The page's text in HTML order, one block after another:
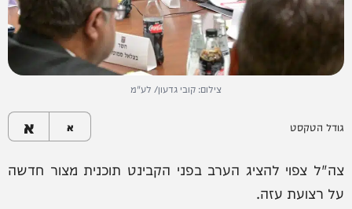
צילום: קובי גדעון/ לע"מ
גודל הטקסט א א
צה"ל צפוי להציג הערב בפני הקבינט תוכנית מצור חדשה
על רצועת עזה.